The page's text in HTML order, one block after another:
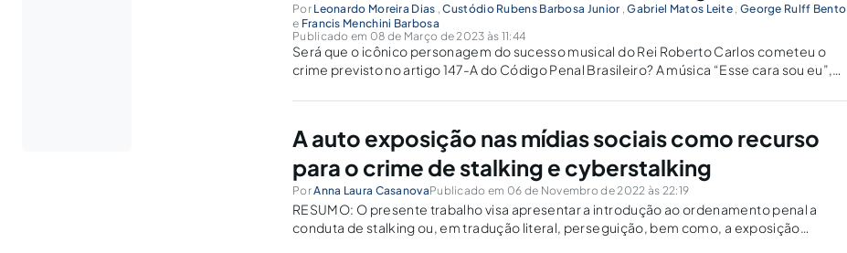
Por Leonardo Moreira Dias ,Custódio Rubens Barbosa Junior ,Gabriel Matos Leite , George Rulff Bento
e Francis Menchini Barbosa
Publicado em 08 de Março de 2023 às 11:44
Será que o icônico personagem do sucesso musical do Rei Roberto Carlos cometeu o
crime previsto no artigo 147-A do Código Penal Brasileiro? A música “Esse cara sou eu”,
A auto exposição nas mídias sociais como recurso
para o crime de stalking e cyberstalking
PorAnna Laura CasanovaPublicado em 06 de Novembro de 2022 às 22:19
RESUMO: O presente trabalho visa apresentar a introdução ao ordenamento penal a
conduta de stalking ou, em tradução literal, perseguição, bem como, a exposição